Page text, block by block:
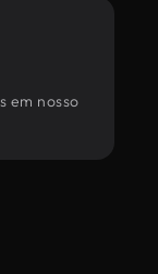
em nosso